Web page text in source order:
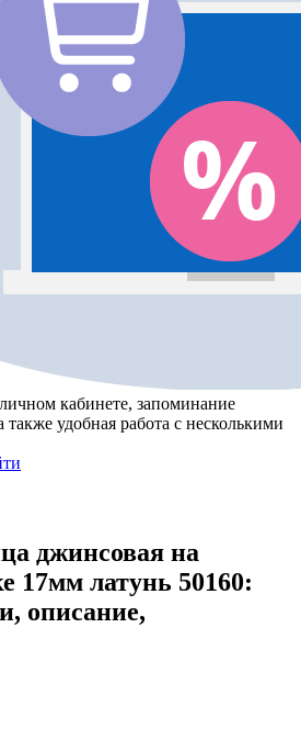
кабинете, запоминание
также удобная работа с несколькими
джинсовая на
17мм латунь 50160:
описание,